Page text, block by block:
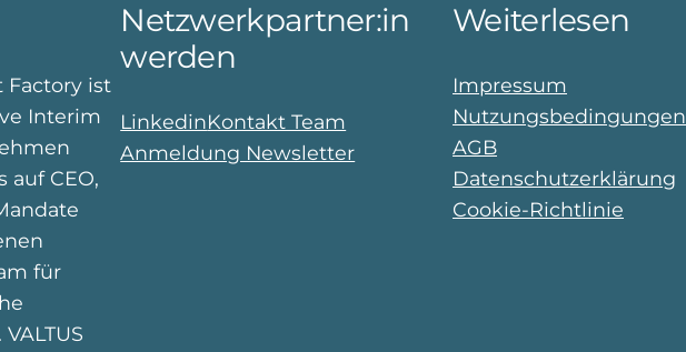
Factory ist
Interim
auf CEO,
für
Netzwerkpartner:in
werden
LinkedinKontakt Team
Anmeldung Newsletter
Weiterlesen
Impressum
Nutzungsbedingungen
AGB
Datenschutzerklärung
Cookie-Richtlinie